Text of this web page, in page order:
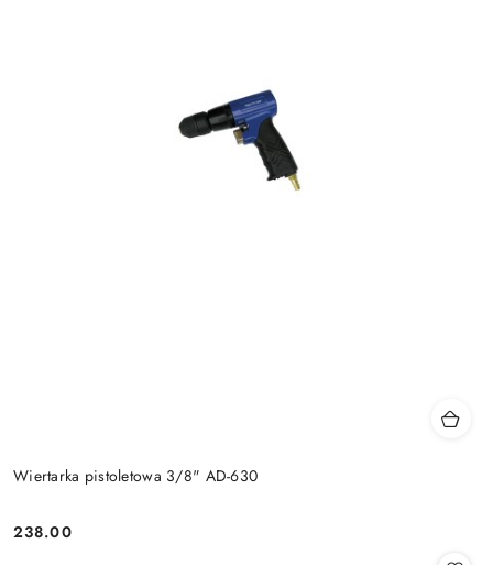
Wiertarka pistoletowa 3/8" AD-630
Cena:
238.00